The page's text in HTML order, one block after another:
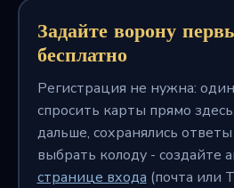
Задайте ворону
бесплатно
Регистрация не нужна:
спросить карты прямо
дальше, сохранялись
выбрать колоду - создайте
странице входа (почта или